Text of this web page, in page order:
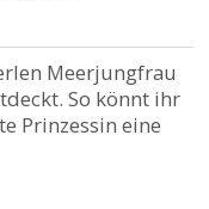
Meerjungfrau
So könnt ihr
Prinzessin eine